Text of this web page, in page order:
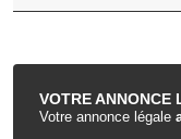
VOTREANNONCE
Votre annonce légale
.